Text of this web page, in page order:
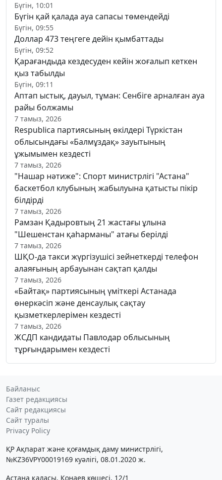
Бүгін, 10:01
Бүгін қай қалада ауа сапасы төмендейді
Бүгін, 09:55
Доллар 473 теңгеге дейін қымбаттады
Бүгін, 09:52
Қарағандыда кездесуден кейін жоғалып кеткен
қыз табылды
Бүгін, 09:11
Аптап ыстық, дауыл, тұман: Сенбіге арналған ауа
райы болжамы
7 тамыз, 2026
Respublica партиясының өкілдері Түркістан
облысындағы «Балмұздақ» зауытының
ұжымымен кездесті
7 тамыз, 2026
"Нашар нәтиже": Спорт министрлігі "Астана"
баскетбол клубының жабылуына қатысты пікір
білдірді
7 тамыз, 2026
Рамзан Қадыровтың 21 жастағы ұлына
"Шешенстан қаһарманы" атағы берілді
7 тамыз, 2026
ШҚО-да такси жүргізушісі зейнеткерді телефон
алаяғының арбауынан сақтап қалды
7 тамыз, 2026
«Байтақ» партиясының үміткері Астанада
өнеркәсіп және денсаулық сақтау
қызметкерлерімен кездесті
7 тамыз, 2026
ЖСДП кандидаты Павлодар облысының
тұрғындарымен кездесті
Байланыс
Газет редакциясы
Сайт редакциясы
Сайт туралы
Privacy Policy
ҚР Ақпарат және қоғамдық даму министрлігі,
№KZ36VPY00019169 куәлігі, 08.01.2020 ж.
Астана қаласы, Қонаев көшесі, 12/1